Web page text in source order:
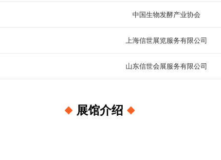
中国生物发酵产业协会
上海信世展览服务有限公司
山东信世会展服务有限公司
展馆介绍